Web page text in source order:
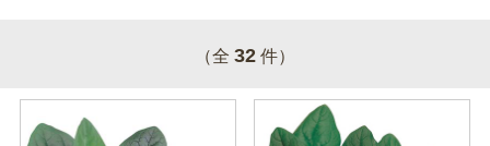
（全 32 件）